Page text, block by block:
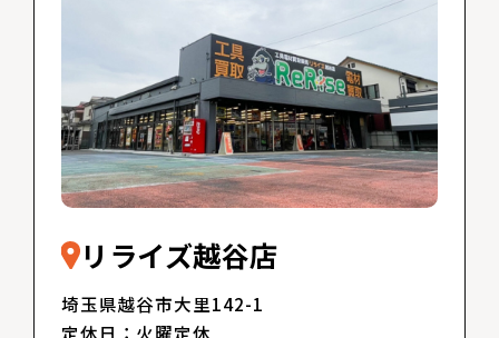
リライズ越谷店
埼玉県越谷市大里142-1
定休日：火曜定休